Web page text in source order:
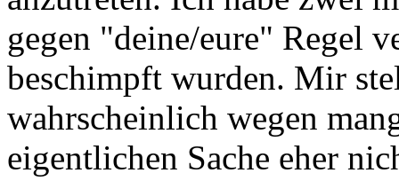
gegen "deine/eure" Regel
beschimpft wurden. Mir
wahrscheinlich wegen
eigentlichen Sache eher